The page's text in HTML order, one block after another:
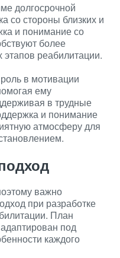
долгосрочной
со стороны близких и
и понимание со
более
реабилитации.
в мотивации
ему
в трудные
и понимание
атмосферу для
важно
при разработке
План
под
каждого